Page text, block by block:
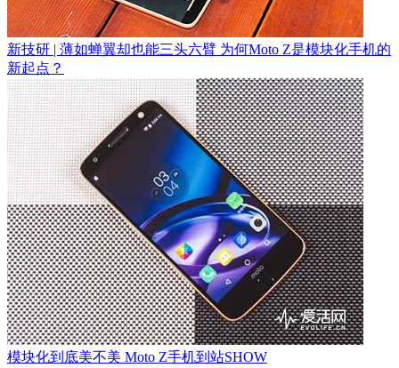
新技研 | 薄如蝉翼却也能三头六臂 为何Moto Z是模块化手机的
新起点？
模块化到底美不美 Moto Z手机到站SHOW